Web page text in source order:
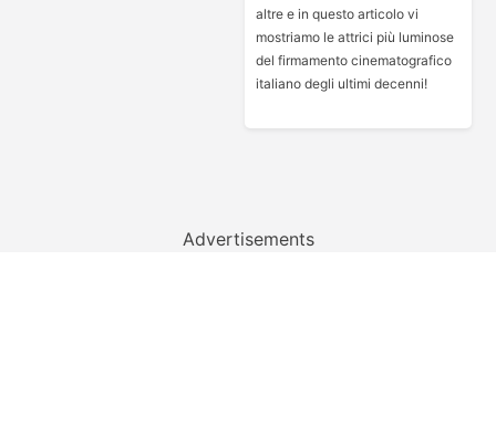
altre e in questo articolo vi
mostriamo le attrici più luminose
del firmamento cinematografico
italiano degli ultimi decenni!
Advertisements